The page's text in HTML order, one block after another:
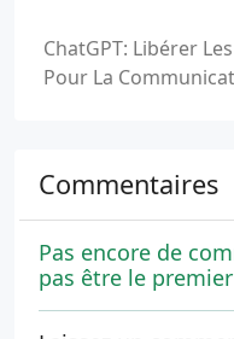
ChatGPT: Libérer
Pour La
Commentaires
Pas encore de
pas être le